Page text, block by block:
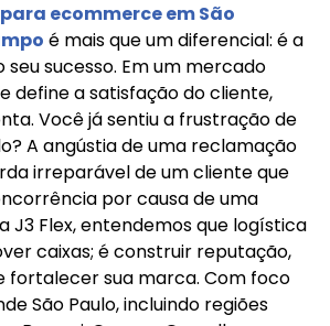
ecommerce em São
é mais que um diferencial: é a
seu sucesso. Em um mercado
define a satisfação do cliente,
Você já sentiu a frustração de
A angústia de uma reclamação
irreparável de um cliente que
por causa de uma
J3 Flex, entendemos que logística
caixas; é construir reputação,
fortalecer sua marca. Com foco
São Paulo, incluindo regiões